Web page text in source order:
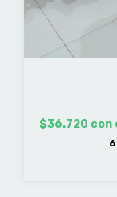
$36.720 con
6